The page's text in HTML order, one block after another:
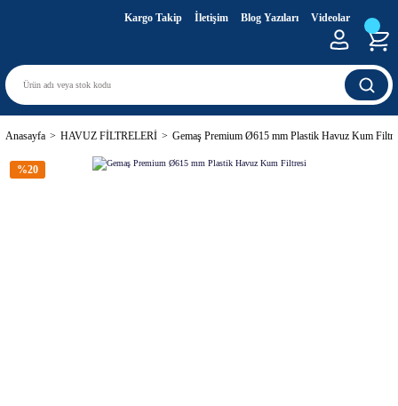
Kargo Takip İletişim Blog Yazıları Videolar
Anasayfa HAVUZ FİLTRELERİ Gemaş Premium Ø615 mm Plastik Havuz Kum
%20